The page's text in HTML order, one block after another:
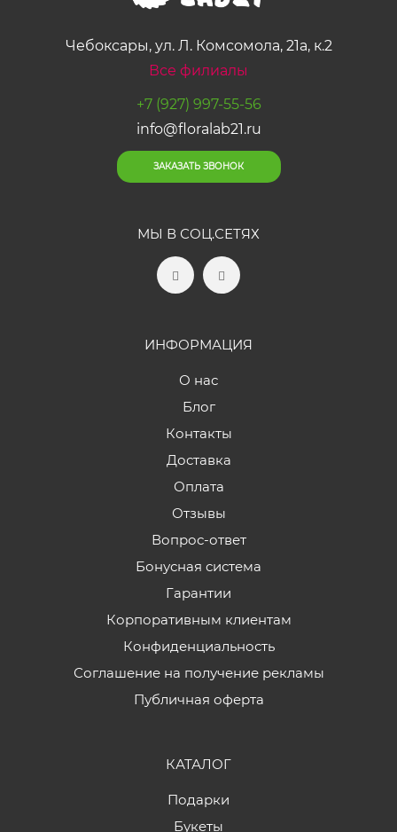
Чебоксары, ул. Л. Комсомола, 21а, к.2
Все филиалы
+7 (927) 997-55-56
info@floralab21.ru
ЗАКАЗАТЬ ЗВОНОК
МЫ В СОЦ.СЕТЯХ
ИНФОРМАЦИЯ
О нас
Блог
Контакты
Доставка
Оплата
Отзывы
Вопрос-ответ
Бонусная система
Гарантии
Корпоративным клиентам
Конфиденциальность
Соглашение на получение рекламы
Публичная оферта
КАТАЛОГ
Подарки
Букеты